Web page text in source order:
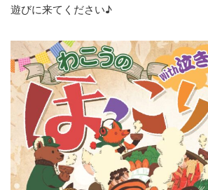
遊びに来てください♪